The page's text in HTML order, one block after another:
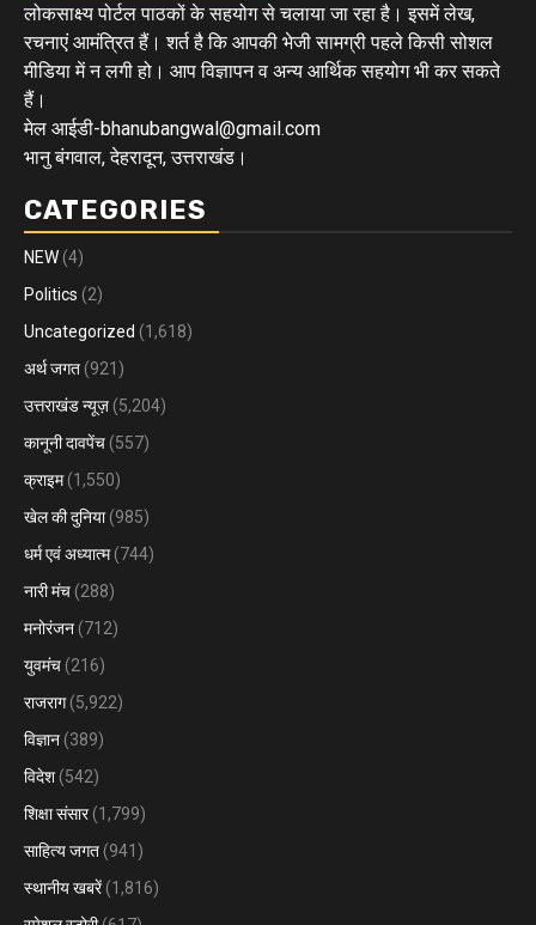
लोकसाक्ष्य पोर्टल पाठकों के सहयोग से चलाया जा रहा है। इसमें लेख,
रचनाएं आमंत्रित हैं। शर्त है कि आपकी भेजी सामग्री पहले किसी सोशल
मीडिया में न लगी हो। आप विज्ञापन व अन्य आर्थिक सहयोग भी कर सकते
हैं।
मेल आईडी-bhanubangwal@gmail.com
भानु बंगवाल, देहरादून, उत्तराखंड।
CATEGORIES
NEW (4)
Politics (2)
Uncategorized (1,618)
अर्थ जगत (921)
उत्तराखंड न्यूज़ (5,204)
कानूनी दावपेंच (557)
क्राइम(1,550)
खेल की दुनिया(985)
धर्म एवं अध्यात्म(744)
नारी मंच (288)
मनोरंजन (712)
युवमंच (216)
राजराग(5,922)
विज्ञान (389)
विदेश (542)
शिक्षा संसार(1,799)
साहित्य जगत (941)
स्थानीय खबरें(1,816)